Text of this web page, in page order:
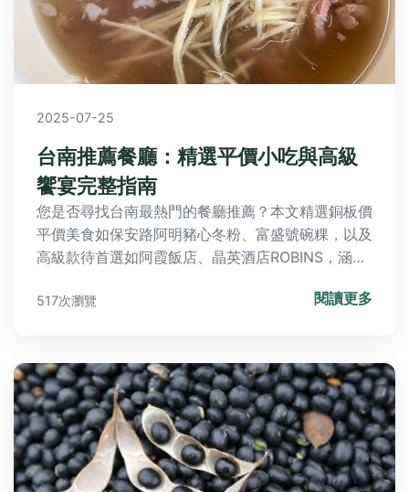
2025-07-25
台南推薦餐廳：精選平價小吃與高級
饗宴完整指南
您是否尋找台南最熱門的餐廳推薦？本文精選銅板價
平價美食如保安路阿明豬心冬粉、富盛號碗粿，以及
高級款待首選如阿霞飯店、晶英酒店ROBINS，涵蓋
解答您的台南美食疑問，規劃完美府城味蕾之旅！
517次瀏覽 閱讀更多